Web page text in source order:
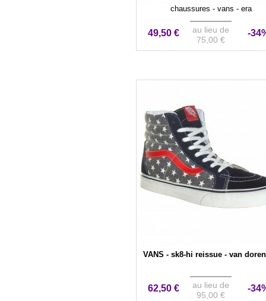
chaussures - vans - era
49,50 €
au lieu de
75,00 €
-
VANS - sk8-hi reissue - van
62,50 €
au lieu de
95,00 €
-